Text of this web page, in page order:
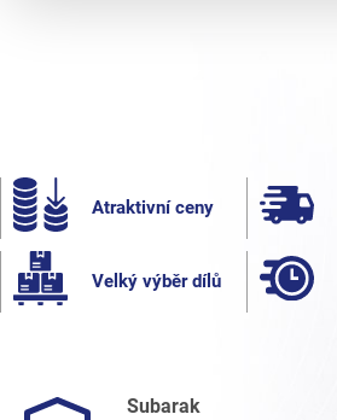
Atraktivní ceny
Velký výběr dílů
Subarak